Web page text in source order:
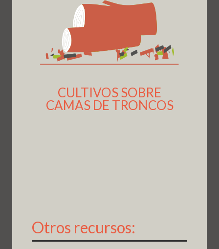
CULTIVOS SOBRE
CAMAS DE TRONCOS
Otros recursos: